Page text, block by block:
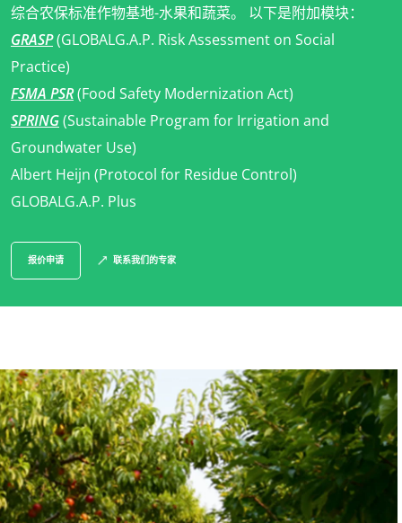
我们的业务部门
农食产品
化妆品
家庭护理产品
耐用材料
Inputs
综合农保标准作物基地-水果和蔬菜。 以下是附加模块：
GRASP(GLOBALG.A.P. Risk Assessment on Social
Practice)
FSMA PSR(Food Safety Modernization Act)
SPRING(Sustainable Program for Irrigation and
Groundwater Use)
Albert Heijn (Protocol for Residue Control)
GLOBALG.A.P. Plus
报价申请 联系我们的专家